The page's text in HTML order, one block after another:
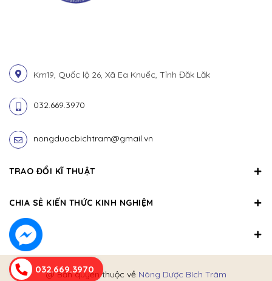
Km19, Quốc lộ 26, Xã Ea Knuếc, Tỉnh Đăk Lăk
032.669.3970
nongduocbichtram@gmail.vn
TRAO ĐỔI KĨ THUẬT
CHIA SẺ KIẾN THỨC KINH NGHIỆM
@ Bản quyền thuộc về Nông Dược Bích Trâm
032.669.3970